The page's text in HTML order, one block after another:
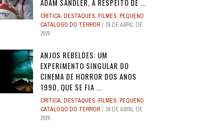
ADAM SANDLER, A RESPEITO DE ...
CRÍTICA, DESTAQUES, FILMES, PEQUENO
CATÁLOGO DO TERROR
29 DE ABRIL DE
2026
ANJOS REBELDES: UM
EXPERIMENTO SINGULAR DO
CINEMA DE HORROR DOS ANOS
1990, QUE SE FIA ...
CRÍTICA, DESTAQUES, FILMES, PEQUENO
CATÁLOGO DO TERROR
28 DE ABRIL DE
2026